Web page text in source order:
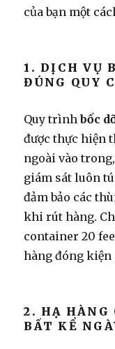
của bạn một
1. DỊCH VỤ
ĐÚNG QUY
Quy trìnhbốc
được thực hiện
ngoài vào
giám sát luôn
đảm bảo các
khi rút hàng.
container 20
hàng đóng
2. HẠ HÀNG
BẤT KỂ